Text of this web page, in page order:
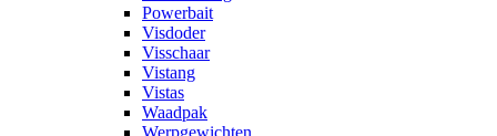
Powerbait
Visdoder
Visschaar
Vistang
Vistas
Waadpak
Werpgewichten